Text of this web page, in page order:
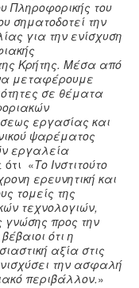
Πληροφορικής του
σηματοδοτεί την
για την ενίσχυση
Κρήτης. Μέσα από
μεταφέρουμε
σε θέματα
εργασίας και
ψαρέματος
εργαλεία
ότι «Το Ινστιτούτο
ερευνητική και
τομείς της
τεχνολογιών,
γνώσης προς την
ότι η
αξία στις
την ασφαλή
περιβάλλον.»